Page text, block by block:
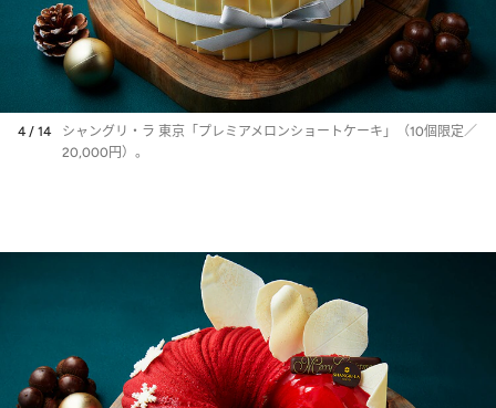
4 / 14
シャングリ・ラ 東京「プレミアメロンショートケーキ」（10個限定／
20,000円）。